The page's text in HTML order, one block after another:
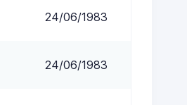
24/06/1983
24/06/1983